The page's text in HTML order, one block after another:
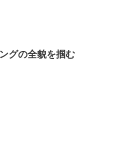
グの全貌を掴む